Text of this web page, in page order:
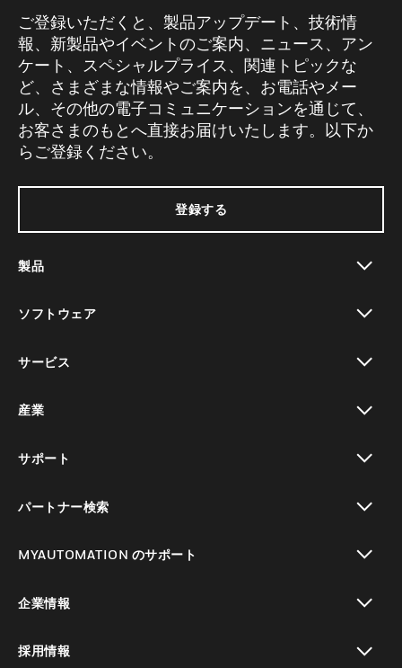
ご登録いただくと、製品アップデート、技術情
報、新製品やイベントのご案内、ニュース、アン
ケート、スペシャルプライス、関連トピックな
ど、さまざまな情報やご案内を、お電話やメー
ル、その他の電子コミュニケーションを通じて、
お客さまのもとへ直接お届けいたします。以下か
らご登録ください。
登録する
製品
ソフトウェア
サービス
産業
サポート
パートナー検索
MYAUTOMATION のサポート
企業情報
採用情報